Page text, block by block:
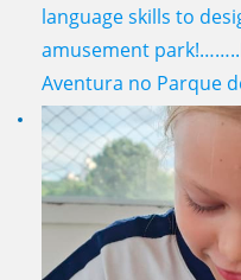
language skills to
amusement
Aventura no Parque